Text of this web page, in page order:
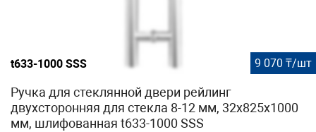
t633-1000 SSS 9 070 ₸/шт
Ручка для стеклянной двери рейлинг
двухсторонняя для стекла 8-12 мм, 32х825х1000
мм, шлифованная t633-1000 SSS